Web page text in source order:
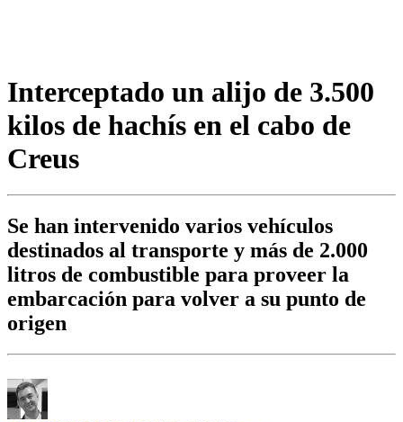
Interceptado un alijo de 3.500
kilos de hachís en el cabo de
Creus
Se han intervenido varios vehículos
destinados al transporte y más de 2.000
litros de combustible para proveer la
embarcación para volver a su punto de
origen